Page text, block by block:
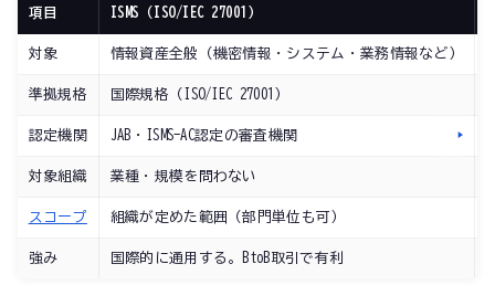
項目 ISMS（ISO/IEC 27001）
対象 情報資産全般（機密情報・システム・業務情報など）
準拠規格 国際規格（ISO/IEC 27001）
認定機関 JAB・ISMS-AC認定の審査機関
対象組織 業種・規模を問わない
スコープ 組織が定めた範囲（部門単位も可）
強み 国際的に通用する。BtoB取引で有利